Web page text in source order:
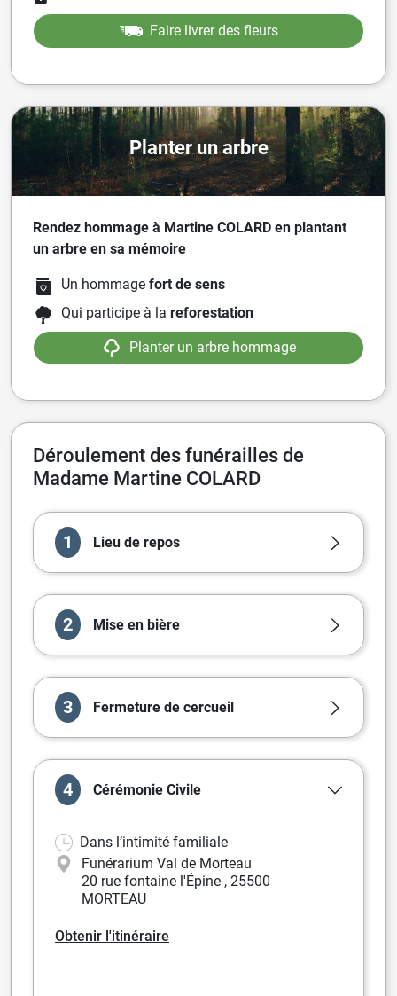
Faire livrer des fleurs
Planter un arbre
Rendez hommage à Martine COLARD en plantant
un arbre en sa mémoire
Un hommage fort de sens
Qui participe à la reforestation
Planter un arbre hommage
Déroulement des funérailles de
Madame Martine COLARD
1 Lieu de repos
2 Mise en bière
3 Fermeture de cercueil
4 Cérémonie Civile
Dans l’intimité familiale
Funérarium Val de Morteau
20 rue fontaine l'Épine , 25500
MORTEAU
Obtenir l'itinéraire